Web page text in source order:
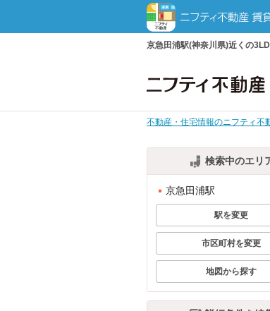
京急田浦駅(神奈川県)近くの
不動産・住宅情報のニフティ不
検索中のエリ
京急田浦駅
駅を変更
市区町村を変更
地図から探す